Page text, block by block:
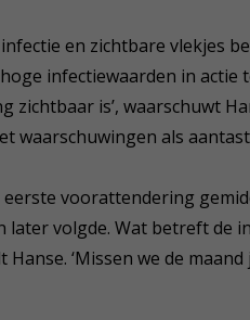
infectie en zichtbare vlekjes
infectiewaarden in
zichtbaar is’, waarschuwt
waarschuwingen als
voorattendering
later volgde. Wat betreft
‘Missen we de